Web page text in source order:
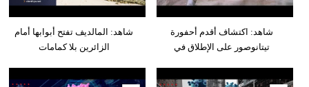
شاهد: المالديف تفتح أبوابها أمام
الزائرين بلا كمامات
شاهد: اكتشاف أقدم أحفورة
تيتانوصور على الإطلاق في